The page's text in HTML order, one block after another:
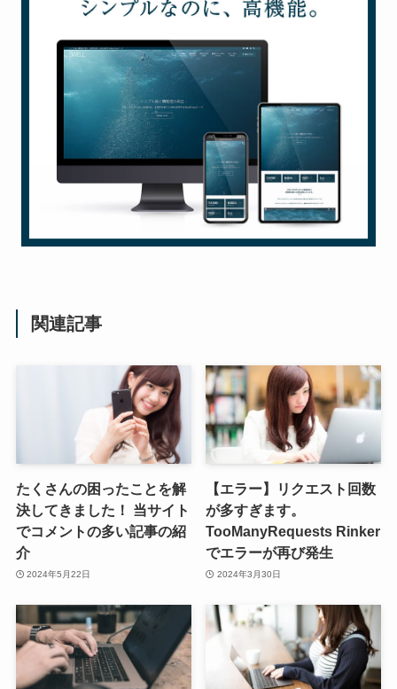
関連記事
たくさんの困ったことを解
決してきました！ 当サイト
でコメントの多い記事の紹
介
2024年5月22日
【エラー】リクエスト回数
が多すぎます。
TooManyRequests Rinker
でエラーが再び発生
2024年3月30日